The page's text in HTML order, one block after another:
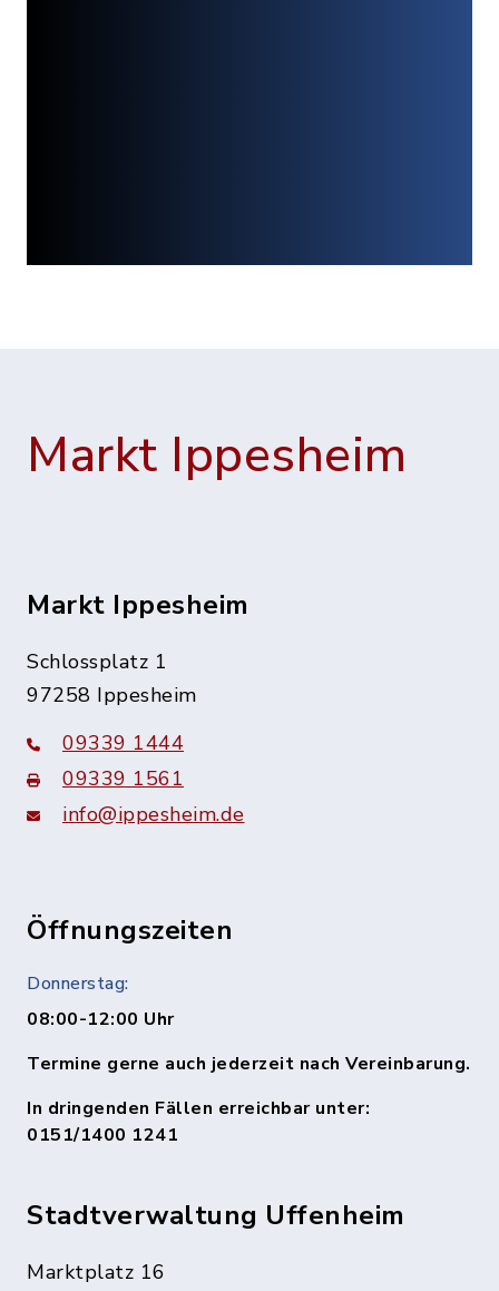
Markt Ippesheim
Markt Ippesheim
Schlossplatz 1
97258 Ippesheim
09339 1444
09339 1561
info@ippesheim.de
Öffnungszeiten
Donnerstag:
08:00-12:00 Uhr
Termine gerne auch jederzeit nach Vereinbarung.
In dringenden Fällen erreichbar unter:
0151/1400 1241
Stadtverwaltung Uffenheim
Marktplatz 16